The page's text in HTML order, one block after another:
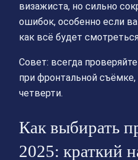
визажиста, но сильно
ошибок, особенно если
как всё будет
Совет: всегда
при фронтальной
четверти.
Как выбирать
2025: краткий